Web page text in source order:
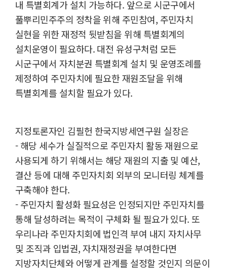
내 특별회계가 설치 가능하다. 앞으로 시군구에서
풀뿌리민주주의 정착을 위해 주민참여, 주민자치
실현을 위한 재정적 뒷받침을 위해 특별회계의
설치운영이 필요하다. 대전 유성구처럼 모든
시군구에서 자치분권 특별회계 설치 및 운영조례를
제정하여 주민자치에 필요한 재원조달을 위해
특별회계를 설치할 필요가 있다.
지정토론자인 김필헌 한국지방세연구원 실장은
- 해당 세수가 실질적으로 주민자치 활동 재원으로
사용되게 하기 위해서는 해당 재원의 지출 및 예산,
결산 등에 대해 주민자치회 외부의 모니터링 체계를
구축해야 한다.
- 주민자치 활성화 필요성은 인정되지만 주민자치를
통해 달성하려는 목적이 구체화 될 필요가 있다. 또
우리나라 주민자치회에 법인격 부여 내지 자치사무
및 조직과 입법권, 자치재정권을 부여한다면
지방자치단체와 어떻게 관계를 설정할 것인지 의문이